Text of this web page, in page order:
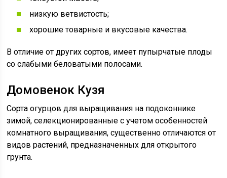
низкую ветвистость;
хорошие товарные и вкусовые качества.
В отличие от других сортов, имеет пупырчатые плоды
со слабыми беловатыми полосами.
Домовенок Кузя
Сорта огурцов для выращивания на подоконнике
зимой, селекционированные с учетом особенностей
комнатного выращивания, существенно отличаются от
видов растений, предназначенных для открытого
грунта.